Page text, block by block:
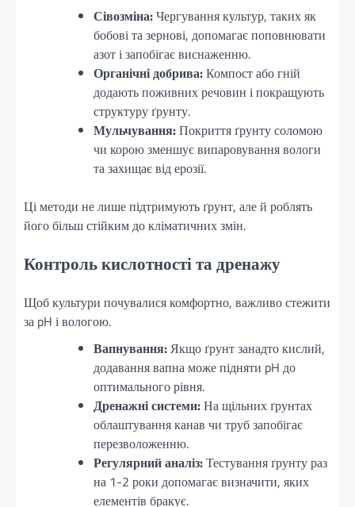
Сівозміна:Чергування культур, таких як
бобові та зернові, допомагає поповнювати
азот і запобігає виснаженню.
Органічні добрива:Компост або гній
додають поживних речовин і покращують
структуру ґрунту.
Мульчування:Покриття ґрунту соломою
чи корою зменшує випаровування вологи
та захищає від ерозії.
Ці методи не лише підтримують ґрунт, але й роблять
його більш стійким до кліматичних змін.
Контроль кислотності та дренажу
Щоб культури почувалися комфортно, важливо стежити
за pH і вологою.
Вапнування:Якщо ґрунт занадто кислий,
додавання вапна може підняти pH до
оптимального рівня.
Дренажні системи:На щільних ґрунтах
облаштування канав чи труб запобігає
перезволоженню.
Регулярний аналіз:Тестування ґрунту раз
на 1-2 роки допомагає визначити, яких
елементів бракує.